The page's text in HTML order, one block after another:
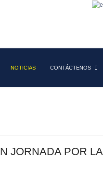
NOTICIAS CONTÁCTENOS
JORNADA POR LA